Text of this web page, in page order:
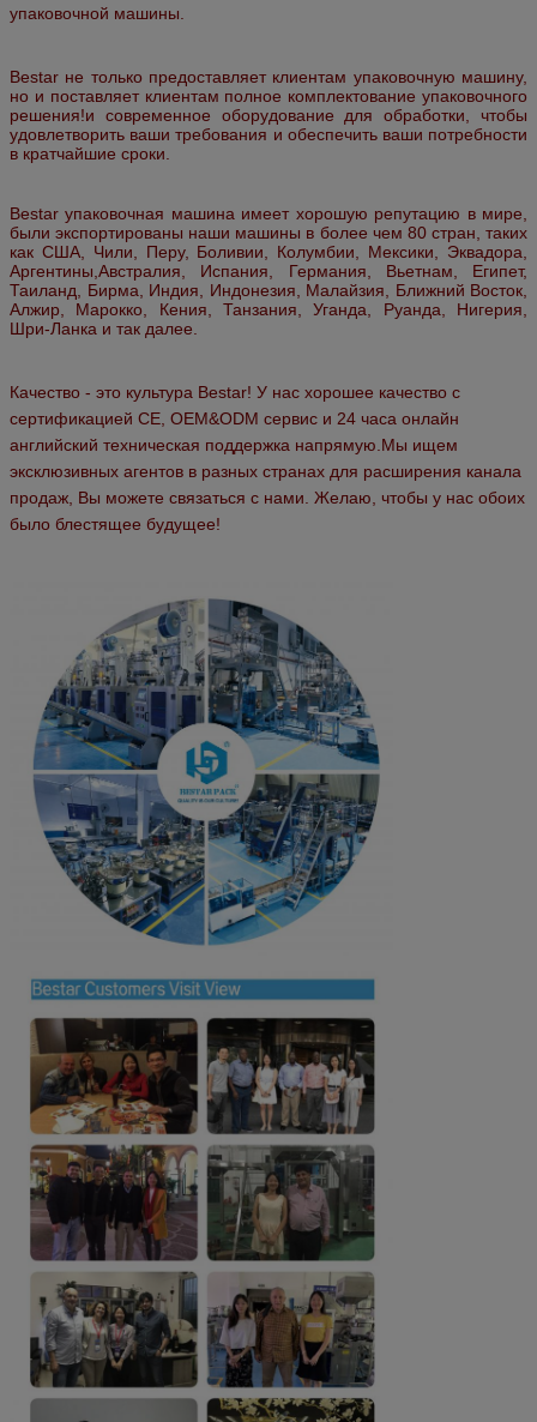
упаковочной машины.
Bestar не только предоставляет клиентам упаковочную машину,
но и поставляет клиентам полное комплектование упаковочного
решения!и современное оборудование для обработки, чтобы
удовлетворить ваши требования и обеспечить ваши потребности
в кратчайшие сроки.
Bestar упаковочная машина имеет хорошую репутацию в мире,
были экспортированы наши машины в более чем 80 стран, таких
как США, Чили, Перу, Боливии, Колумбии, Мексики, Эквадора,
Аргентины,Австралия, Испания, Германия, Вьетнам, Египет,
Таиланд, Бирма, Индия, Индонезия, Малайзия, Ближний Восток,
Алжир, Марокко, Кения, Танзания, Уганда, Руанда, Нигерия,
Шри-Ланка и так далее.
Качество - это культура Bestar! У нас хорошее качество с
сертификацией CE, OEM&ODM сервис и 24 часа онлайн
английский техническая поддержка напрямую.Мы ищем
эксклюзивных агентов в разных странах для расширения канала
продаж, Вы можете связаться с нами.
Желаю, чтобы у нас обоих
было блестящее будущее!